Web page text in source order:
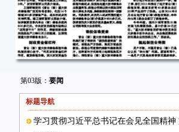
第03版： 要闻
标题导航
学习贯彻习近平总书记在会见全国精